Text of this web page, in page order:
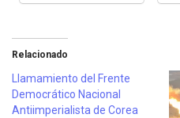
Relacionado
Llamamiento del Frente
Democrático Nacional
Antiimperialista de Corea